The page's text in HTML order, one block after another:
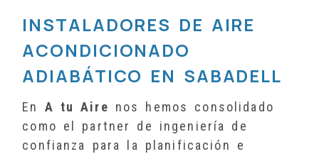
INSTALADORES DE AIRE
ACONDICIONADO
ADIABÁTICO EN SABADELL
En A tu Aire nos hemos consolidado
como el partner de ingeniería de
confianza para la planificación e